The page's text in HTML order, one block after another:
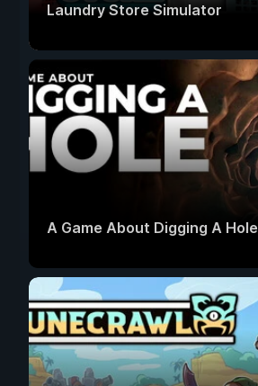
Laundry Store Simulator
A Game About Digging A Hole